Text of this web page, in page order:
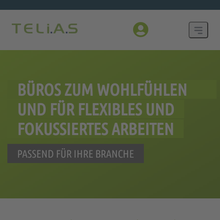
BÜROS ZUM WOHLFÜHLEN
UND FÜR FLEXIBLES UND
FOKUSSIERTES ARBEITEN
PASSEND FÜR IHRE BRANCHE